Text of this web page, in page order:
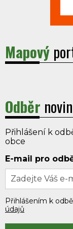
Mapový
Odběr
Přihlášení k
obce
E-mail pro
Přihlášením k
údajů